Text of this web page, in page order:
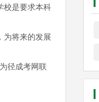
校是要求本科
为将来的发展
径成考网联